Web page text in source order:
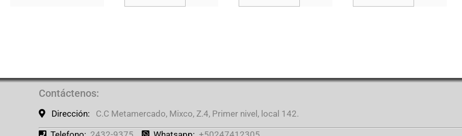
Contáctenos:
Dirección: C.C Metamercado, Mixco, Z.4, Primer nivel, local 142.